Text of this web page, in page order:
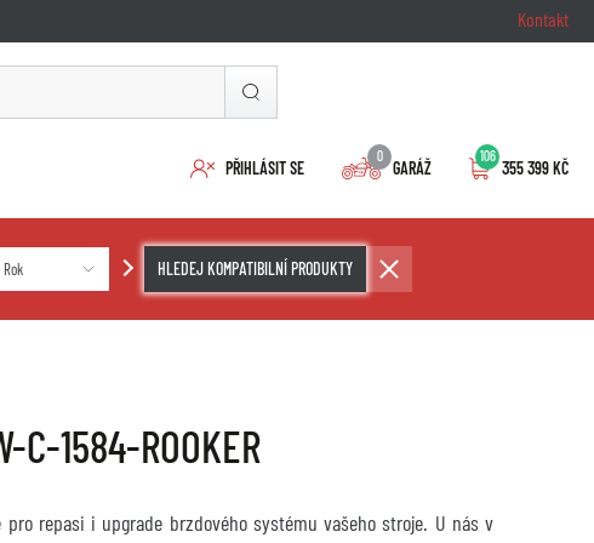
Kontakt
PŘIHLÁSIT SE
0
GARÁŽ
106
355 399 KČ
HLEDEJ KOMPATIBILNÍ PRODUKTY
C-1584-ROOKER
repasi i upgrade brzdového systému vašeho stroje. U nás v